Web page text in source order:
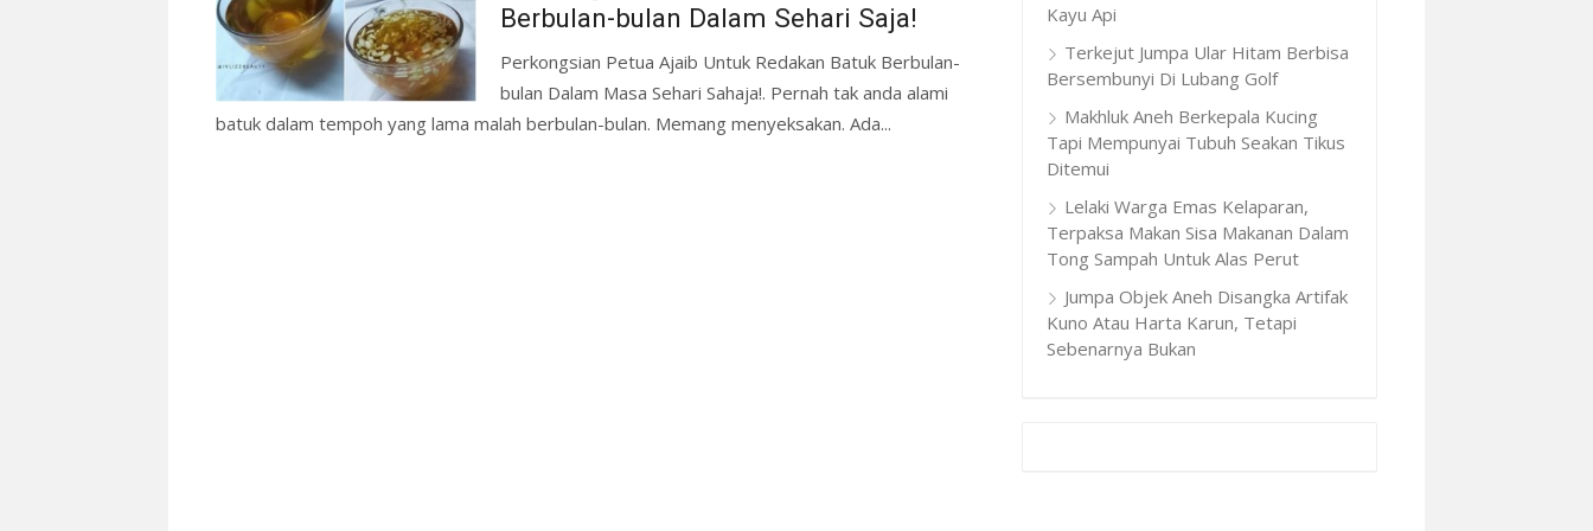
Berbulan-bulan Dalam Sehari Saja!
Perkongsian Petua Ajaib Untuk Redakan Batuk Berbulan-
bulan Dalam Masa Sehari Sahaja!. Pernah tak anda alami
batuk dalam tempoh yang lama malah berbulan-bulan. Memang menyeksakan. Ada...
Kayu Api
Terkejut Jumpa Ular Hitam Berbisa
Bersembunyi Di Lubang Golf
Makhluk Aneh Berkepala Kucing
Tapi Mempunyai Tubuh Seakan Tikus
Ditemui
Lelaki Warga Emas Kelaparan,
Terpaksa Makan Sisa Makanan Dalam
Tong Sampah Untuk Alas Perut
Jumpa Objek Aneh Disangka Artifak
Kuno Atau Harta Karun, Tetapi
Sebenarnya Bukan